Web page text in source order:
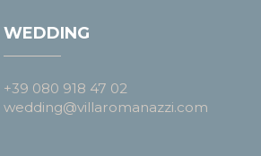
WEDDING
+39 080 918 47 02
wedding@villaromanazzi.com